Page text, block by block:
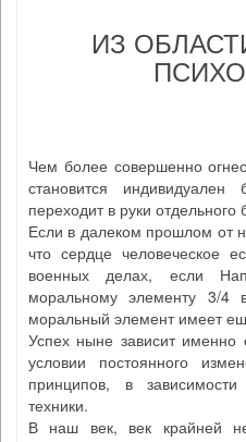
ИЗ
Чем более совершенно
становится
переходит в руки отдельного
Если в далеком прошлом от
что сердце человеческое
военных делах, если
моральному элементу 3/4
моральный элемент имеет
Успех ныне зависит именно
условии постоянного
принципов, в
техники.
В наш век, век крайней